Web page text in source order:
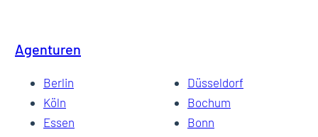
Agenturen
Berlin
Düsseldorf
Köln
Bochum
Essen
Bonn